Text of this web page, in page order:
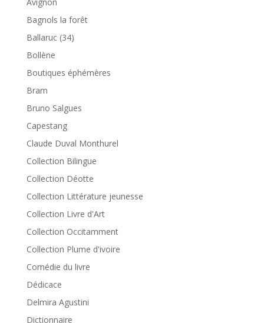
Bagnols la forêt
Ballaruc (34)
Bollène
Boutiques éphémères
Bram
Bruno Salgues
Capestang
Claude Duval Monthurel
Collection Bilingue
Collection Déotte
Collection Littérature jeunesse
Collection Livre d'Art
Collection Occitamment
Collection Plume d'ivoire
Comédie du livre
Dédicace
Delmira Agustini
Dictionnaire